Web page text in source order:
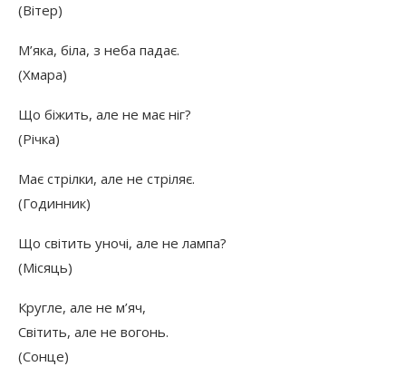
(Вітер)
М’яка, біла, з неба падає.
(Хмара)
Що біжить, але не має ніг?
(Річка)
Має стрілки, але не стріляє.
(Годинник)
Що світить уночі, але не лампа?
(Місяць)
Кругле, але не м’яч,
Світить, але не вогонь.
(Сонце)